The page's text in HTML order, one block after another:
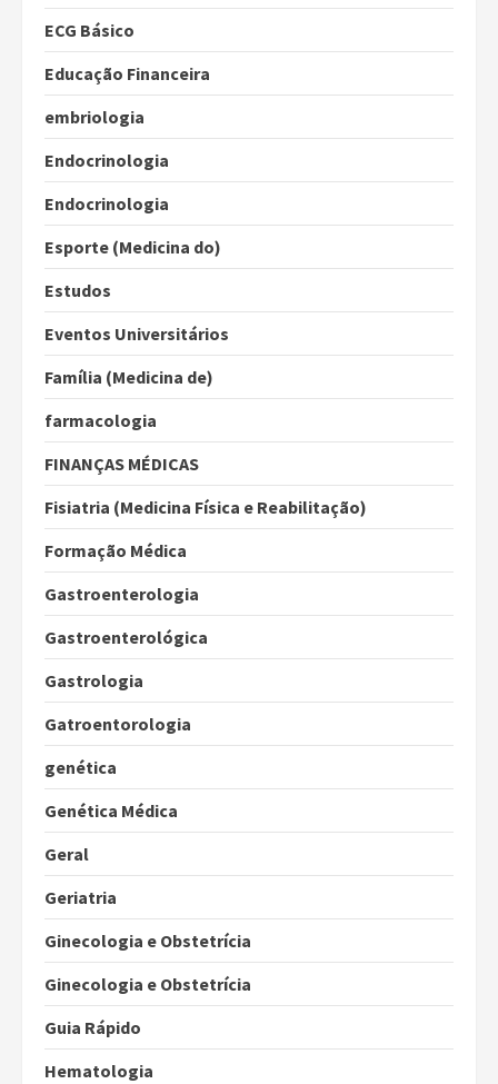
ECG Básico
Educação Financeira
embriologia
Endocrinologia
Endocrinologia
Esporte (Medicina do)
Estudos
Eventos Universitários
Família (Medicina de)
farmacologia
FINANÇAS MÉDICAS
Fisiatria (Medicina Física e Reabilitação)
Formação Médica
Gastroenterologia
Gastroenterológica
Gastrologia
Gatroentorologia
genética
Genética Médica
Geral
Geriatria
Ginecologia e Obstetrícia
Ginecologia e Obstetrícia
Guia Rápido
Hematologia